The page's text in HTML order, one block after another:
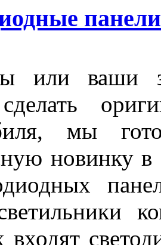
или ваши
мы
новинку в
входят